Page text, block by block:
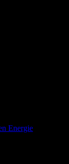
Energie